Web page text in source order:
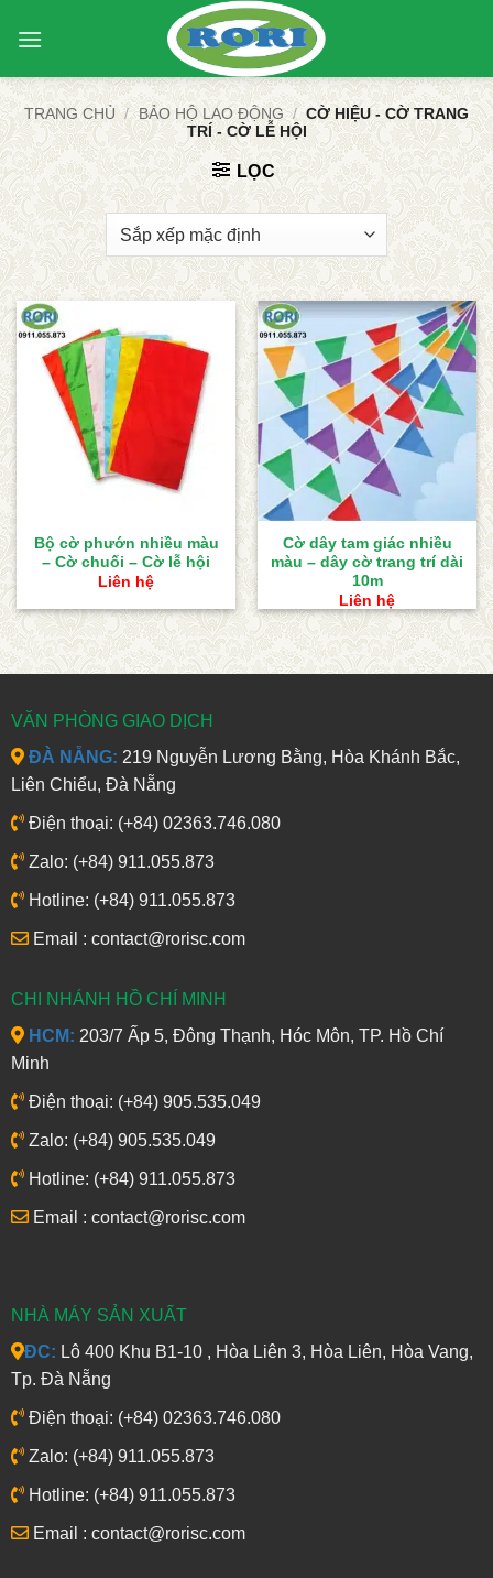
qua
dung
TRANG CHỦ / BẢO HỘ LAO ĐỘNG / CỜ HIỆU - CỜ TRANG
TRÍ - CỜ LỄ HỘI
LỌC
Bộ cờ phướn nhiều màu
– Cờ chuối – Cờ lễ hội
Liên hệ
Cờ dây tam giác nhiều
màu – dây cờ trang trí dài
10m
Liên hệ
VĂN PHÒNG GIAO DỊCH
ĐÀ NẴNG: 219 Nguyễn Lương Bằng, Hòa Khánh Bắc,
Liên Chiểu, Đà Nẵng
Điện thoại: (+84) 02363.746.080
Zalo: (+84) 911.055.873
Hotline: (+84) 911.055.873
Email : contact@rorisc.com
CHI NHÁNH HỒ CHÍ MINH
HCM: 203/7 Ấp 5, Đông Thạnh, Hóc Môn, TP. Hồ Chí
Minh
Điện thoại: (+84) 905.535.049
Zalo: (+84) 905.535.049
Hotline: (+84) 911.055.873
Email : contact@rorisc.com
NHÀ MÁY SẢN XUẤT
ĐC: Lô 400 Khu B1-10 , Hòa Liên 3, Hòa Liên, Hòa Vang,
Tp. Đà Nẵng
Điện thoại: (+84) 02363.746.080
Zalo: (+84) 911.055.873
Hotline: (+84) 911.055.873
Email : contact@rorisc.com